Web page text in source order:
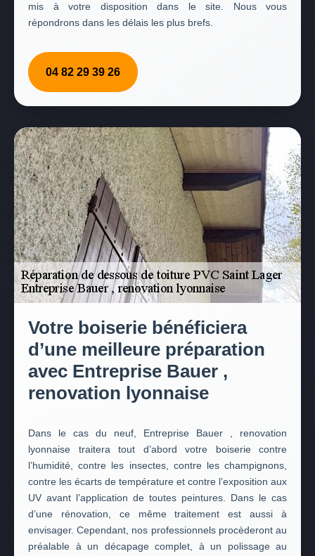
mis à votre disposition dans le site. Nous vous
répondrons dans les délais les plus brefs.
04 82 29 39 26
Votre boiserie bénéficiera
d’une meilleure préparation
avec Entreprise Bauer ,
renovation lyonnaise
Dans le cas du neuf, Entreprise Bauer , renovation
lyonnaise traitera tout d’abord votre boiserie contre
l’humidité, contre les insectes, contre les champignons,
contre les écarts de température et contre l’exposition aux
UV avant l’application de toutes peintures. Dans le cas
d’une rénovation, ce même traitement est aussi à
envisager. Cependant, nos professionnels procèderont au
préalable à un décapage complet, à un polissage au